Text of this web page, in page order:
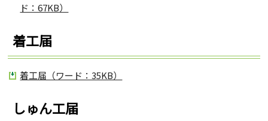
ド：67KB）
着工届
着工届（ワード：35KB）
しゅん工届